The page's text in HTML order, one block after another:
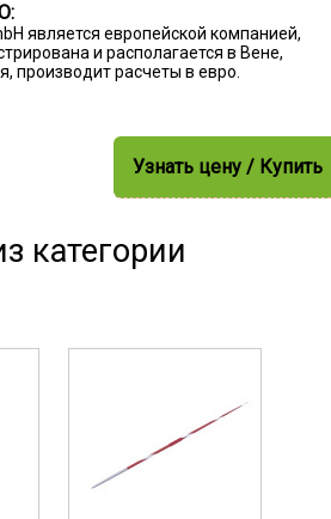
является европейской компанией,
и располагается в Вене,
производит расчеты в евро.
Узнать цену / Купить
категории